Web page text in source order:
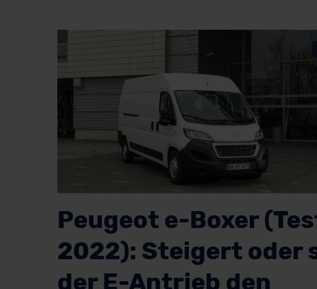
Peugeot e-Boxer
2022): Steigert oder
der E-Antrieb den